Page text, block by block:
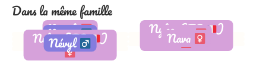
Dans la même famille
Nanali
Adoptée
Nylae (FA )
Nyron
Réservé
Naria
Adoptée
Nelya (FA )
Adoptée
Nava
Névyl
Adopté